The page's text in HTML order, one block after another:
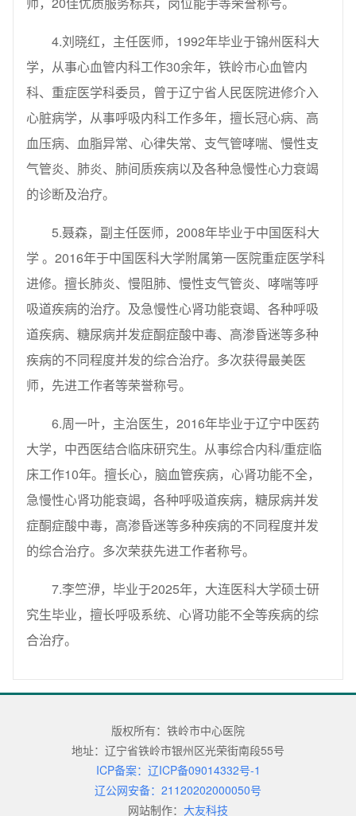
4.刘晓红，主任医师，1992年毕业于锦州医科大
学，从事心血管内科工作30余年，铁岭市心血管内
科、重症医学科委员，曾于辽宁省人民医院进修介入
心脏病学，从事呼吸内科工作多年，擅长冠心病、高
血压病、血脂异常、心律失常、支气管哮喘、慢性支
气管炎、肺炎、肺间质疾病以及各种急慢性心力衰竭
的诊断及治疗。
5.聂森，副主任医师，2008年毕业于中国医科大
学 。2016年于中国医科大学附属第一医院重症医学科
进修。擅长肺炎、慢阻肺、慢性支气管炎、哮喘等呼
吸道疾病的治疗。及急慢性心肾功能衰竭、各种呼吸
道疾病、糖尿病并发症酮症酸中毒、高渗昏迷等多种
疾病的不同程度并发的综合治疗。多次获得最美医
师，先进工作者等荣誉称号。
6.周一叶，主治医生，2016年毕业于辽宁中医药
大学，中西医结合临床研究生。从事综合内科/重症临
床工作10年。擅长心，脑血管疾病，心肾功能不全，
急慢性心肾功能衰竭，各种呼吸道疾病，糖尿病并发
症酮症酸中毒，高渗昏迷等多种疾病的不同程度并发
的综合治疗。多次荣获先进工作者称号。
7.李竺洢，毕业于2025年，大连医科大学硕士研
究生毕业，擅长呼吸系统、心肾功能不全等疾病的综
合治疗。
版权所有：铁岭市中心医院
地址：辽宁省铁岭市银州区光荣街南段55号
ICP备案：辽ICP备09014332号-1
辽公网安备：21120202000050号
网站制作： 大友科技